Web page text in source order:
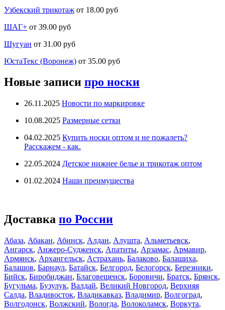
Узбекский трикотаж от 18.00 руб
ШАГ+ от 39.00 руб
Шугуан от 31.00 руб
ЮстаТекс (Воронеж) от 35.00 руб
Новые записи про носки
26.11.2025 Новости по маркировке
10.08.2025 Размерные сетки
04.02.2025 Купить носки оптом и не пожалеть?
Расскажем - как.
22.05.2024 Детское нижнее белье и трикотаж оптом
01.02.2024 Наши преимущества
Доставка по России
Абаза, Абакан, Абинск, Алдан, Алушта, Альметьевск,
Ангарск, Анжеро-Судженск, Апатиты, Арзамас, Армавир,
Армянск, Архангельск, Астрахань, Балаково, Балашиха,
Балашов, Барнаул, Батайск, Белгород, Белогорск, Березники,
Бийск, Биробиджан, Благовещенск, Боровичи, Братск, Брянск,
Бугульма, Бузулук, Валдай, Великий Новгород, Верхняя
Салда, Владивосток, Владикавказ, Владимир, Волгоград,
Волгодонск, Волжский, Вологда, Волоколамск, Воркута,